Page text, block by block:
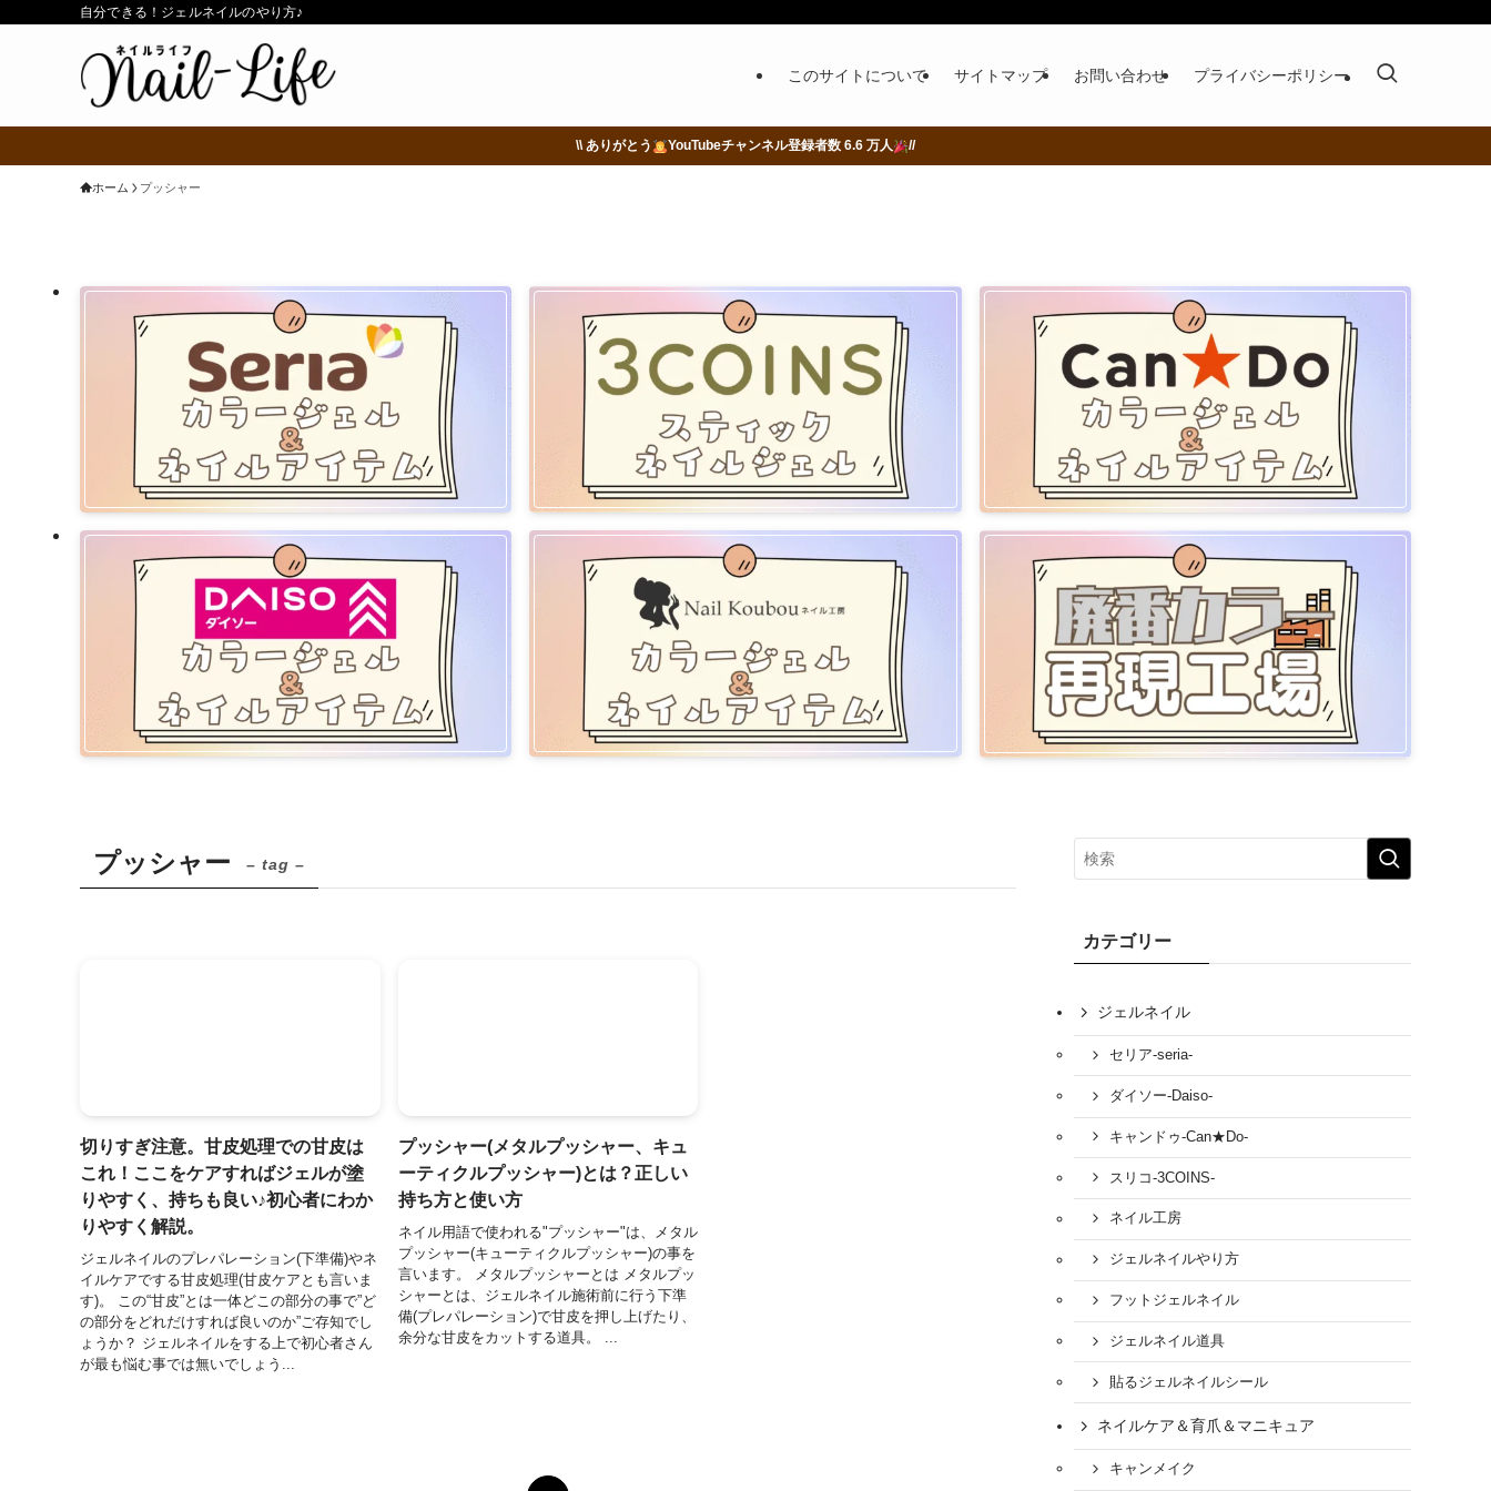
自分できる！ジェルネイルのやり方♪
このサイトについて サイトマップ お問い合わせ プライバシーポリシー
\\ ありがとう YouTubeチャンネル登録者数 6.6 万人 //
ホーム プッシャー
プッシャー – tag –
切りすぎ注意。甘皮処理での甘皮は
これ！ここをケアすればジェルが塗
りやすく、持ちも良い♪初心者にわか
りやすく解説。
ジェルネイルのプレパレーション(下準備)やネ
イルケアでする甘皮処理(甘皮ケアとも言いま
す)。 この“甘皮”とは一体どこの部分の事で”ど
の部分をどれだけすれば良いのか”ご存知でし
ょうか？ ジェルネイルをする上で初心者さん
が最も悩む事では無いでしょう...
プッシャー(メタルプッシャー、キュ
ーティクルプッシャー)とは？正しい
持ち方と使い方
ネイル用語で使われる"プッシャー"は、メタル
プッシャー(キューティクルプッシャー)の事を
言います。 メタルプッシャーとは メタルプッ
シャーとは、ジェルネイル施術前に行う下準
備(プレパレーション)で甘皮を押し上げたり、
余分な甘皮をカットする道具。 ...
カテゴリー
ジェルネイル
セリア-seria-
ダイソー-Daiso-
キャンドゥ-Can★Do-
スリコ-3COINS-
ネイル工房
ジェルネイルやり方
フットジェルネイル
ジェルネイル道具
貼るジェルネイルシール
ネイルケア＆育爪＆マニキュア
キャンメイク